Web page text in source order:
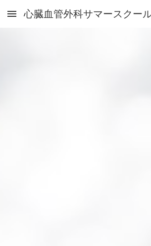
Skip to main content
心臓血管外科サマースクー